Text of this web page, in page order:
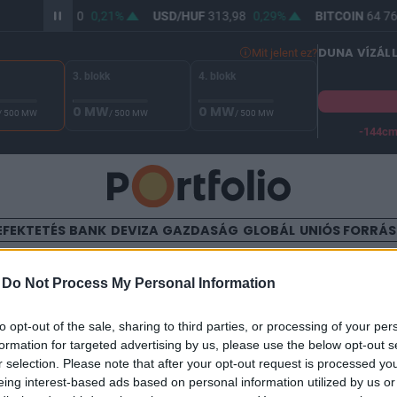
Do Not Process My Personal Information
opt-out of the sale, sharing to third parties, or processing of your
for targeted advertising by us, please use the below opt-out
selection. Please note that after your opt-out request is processed
interest-based ads based on personal information utilized by us
362,50 0,21% USD/HUF313,98 0,29% BITCOIN64
Mit jelent ez?
/ 500 MW
3. blokk
0 MW/ 500 MW
4. blokk
0 MW/ 500 MW
DUNA
-144cm
BANK DEVIZA GAZDASÁG GLOBÁL UNIÓS
adócsökkentések